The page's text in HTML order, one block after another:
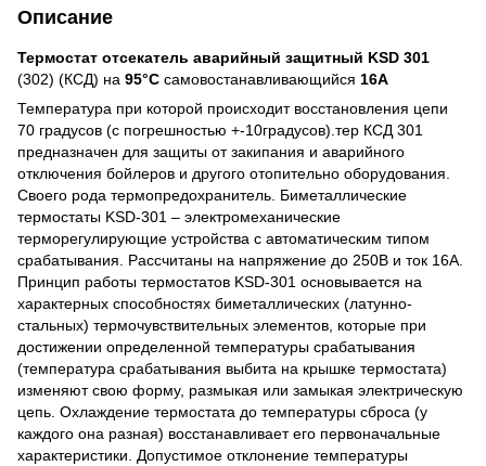
Описание
Термостат отсекатель аварийный защитный KSD 301
(302) (КСД) на 95°С самовостанавливающийся 16А
Температура при которой происходит восстановления цепи
70 градусов (с погрешностью +-10градусов).тер КСД 301
предназначен для защиты от закипания и аварийного
отключения бойлеров и другого отопительно оборудования.
Своего рода термопредохранитель. Биметаллические
термостаты KSD-301 – электромеханические
терморегулирующие устройства с автоматическим типом
срабатывания. Рассчитаны на напряжение до 250В и ток 16А.
Принцип работы термостатов KSD-301 основывается на
характерных способностях биметаллических (латунно-
стальных) термочувствительных элементов, которые при
достижении определенной температуры срабатывания
(температура срабатывания выбита на крышке термостата)
изменяют свою форму, размыкая или замыкая электрическую
цепь. Охлаждение термостата до температуры сброса (у
каждого она разная) восстанавливает его первоначальные
характеристики. Допустимое отклонение температуры